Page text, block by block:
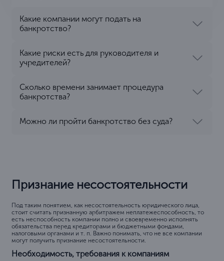
Какие компании могут подать на
банкротство?
Какие риски есть для руководителя и
учредителей?
Сколько времени занимает процедура
банкротства?
Можно ли пройти банкротство без суда?
Признание несостоятельности
Под таким понятием, как несостоятельность юридического лица,
стоит считать признанную арбитражем неплатежеспособность, то
есть неспособность компании полно и своевременно исполнять
обязательства перед кредиторами и бюджетными фондами,
налоговыми органами и т. п. Важно понимать, что не все компании
могут получить признание несостоятельности.
Необходимость, требования к компаниям